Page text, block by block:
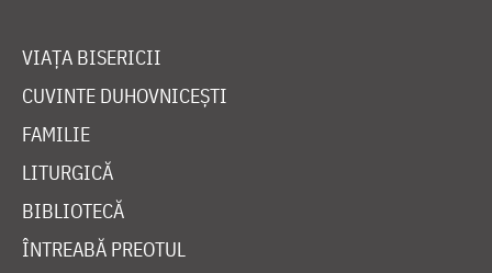
VIAȚA BISERICII
CUVINTE DUHOVNICEȘTI
FAMILIE
LITURGICĂ
BIBLIOTECĂ
ÎNTREABĂ PREOTUL